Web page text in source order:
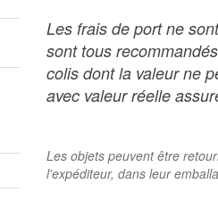
Les frais de port ne
sont tous
colis dont la valeur ne
avec valeur réelle
Les objets peuvent être
l'expéditeur, dans leur